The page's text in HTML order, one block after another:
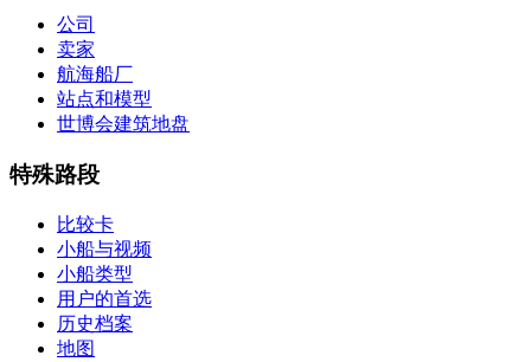
公司
卖家
航海船厂
站点和模型
世博会建筑地盘
特殊路段
比较卡
小船与视频
小船类型
用户的首选
历史档案
地图